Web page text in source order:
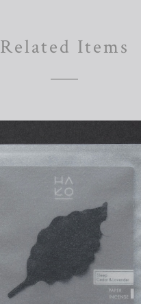
Related Items